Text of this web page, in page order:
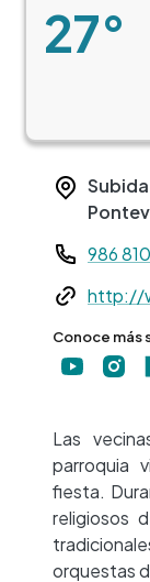
27°
Teléfono
986
Webhttp://
Conoce más
Las
parroquia
fiesta.
religiosos
orquestas